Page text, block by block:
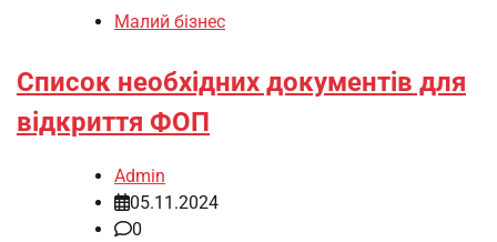
Малий бізнес
Список необхідних документів для
відкриття ФОП
Admin
05.11.2024
0